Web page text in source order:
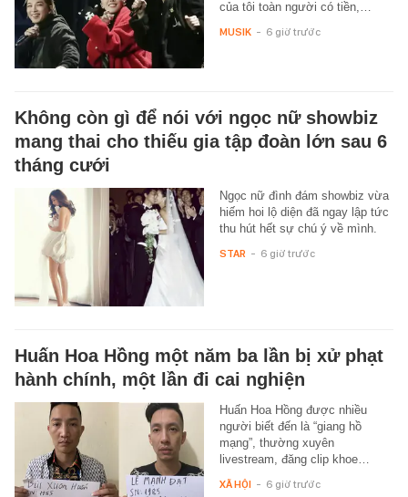
của tôi toàn người có tiền,…
MUSIK - 6 giờ trước
Không còn gì để nói với ngọc nữ showbiz
mang thai cho thiếu gia tập đoàn lớn sau 6
tháng cưới
Ngọc nữ đình đám showbiz vừa
hiếm hoi lộ diện đã ngay lập tức
thu hút hết sự chú ý về mình.
STAR - 6 giờ trước
Huấn Hoa Hồng một năm ba lần bị xử phạt
hành chính, một lần đi cai nghiện
Huấn Hoa Hồng được nhiều
người biết đến là “giang hồ
mạng”, thường xuyên
livestream, đăng clip khoe…
XÃ HỘI - 6 giờ trước